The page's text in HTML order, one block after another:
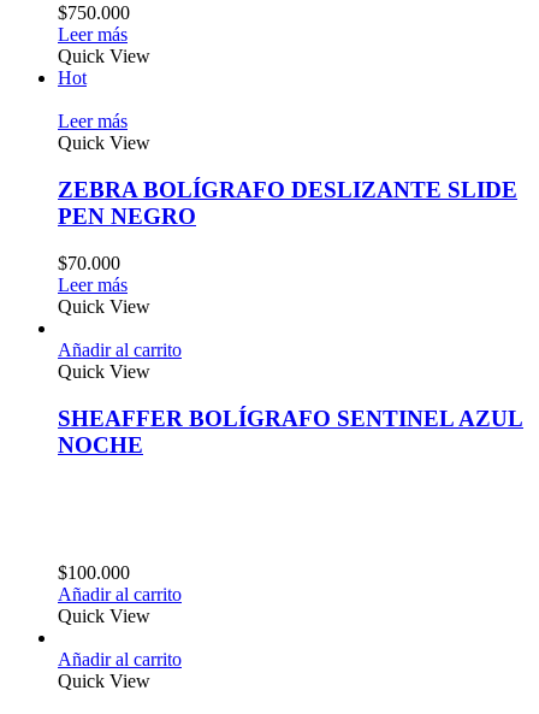
$750.000
Leer más
Quick View
Hot
Leer más
Quick View
ZEBRA BOLÍGRAFO DESLIZANTE SLIDE
PEN NEGRO
$70.000
Leer más
Quick View
Añadir al carrito
Quick View
SHEAFFER BOLÍGRAFO SENTINEL AZUL
NOCHE
$100.000
Añadir al carrito
Quick View
Añadir al carrito
Quick View